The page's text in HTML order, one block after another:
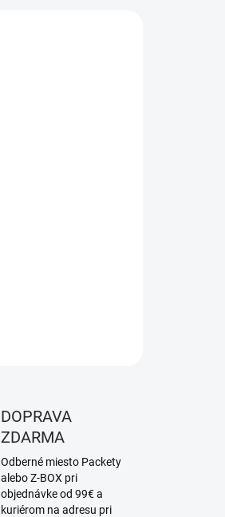
DOPRAVA
ZDARMA
Odberné miesto Packety
alebo Z-BOX pri
objednávke od 99€ a
kuriérom na adresu pri